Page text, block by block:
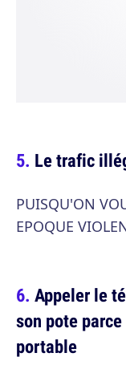
Le trafic
PUISQU'ON
EPOQUE
Appeler le
son pote
portable